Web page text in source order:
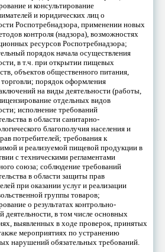
и консультирование
и юридических лиц о
Роспотребнадзора, применении новых
контроля (надзора), возможностях
ресурсов Роспотребнадзора;
порядок начала осуществления
в т.ч. при открытии пищевых
объектов общественного питания,
порядок оформления
на виды деятельности (работы,
отдельных видов
исполнение требований
в области санитарно-
благополучия населения и
потребителей; требования к
и реализуемой пищевой продукции в
с техническими регламентами
союза; соблюдение требований
в области защиты прав
при оказании услуг и реализации
группы товаров;
о результатах контрольно-
деятельности, в том числе основных
выявленных в ходе проверок, принятых
мероприятиях по устранению
нарушений обязательных требований.